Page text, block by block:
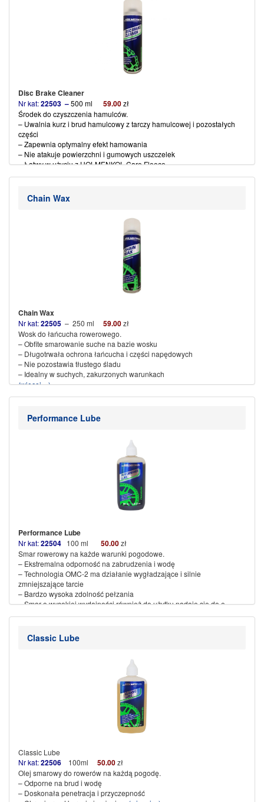
Disc Brake Cleaner
Nr kat:22503 –500 ml 59.00zł
Środek do czyszczenia hamulców.
– Uwalnia kurz i brud hamulcowy z tarczy hamulcowej i pozostałych
części
– Zapewnia optymalny efekt hamowania
– Nie atakuje powierzchni i gumowych uszczelek
– Łatwy w użyciu z HOLMENKOL Care Fleece
(więcej…)
Chain Wax
Chain Wax
Nr kat:22505 – 250 ml 59.00zł
Wosk do łańcucha rowerowego.
– Obfite smarowanie suche na bazie wosku
– Długotrwała ochrona łańcucha i części napędowych
– Nie pozostawia tłustego śladu
– Idealny w suchych, zakurzonych warunkach
(więcej…)
Performance Lube
Performance Lube
Nr kat:22504 100 ml 50.00zł
Smar rowerowy na każde warunki pogodowe.
– Ekstremalna odporność na zabrudzenia i wodę
– Technologia OMC-2 ma działanie wygładzające i silnie
zmniejszające tarcie
– Bardzo wysoka zdolność pełzania
– Smar o wysokiej wydajności również do użytkunadaje się do e-
(więcej…)
Classic Lube
Classic Lube
Nr kat:22506 100ml 50.00zł
Olej smarowy do rowerów na każdą pogodę.
– Odporne na brud i wodę
– Doskonała penetracja i przyczepność